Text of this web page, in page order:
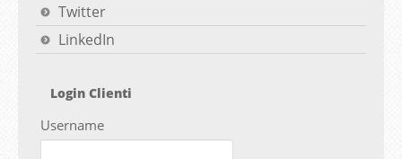
Twitter
LinkedIn
Login Clienti
Username